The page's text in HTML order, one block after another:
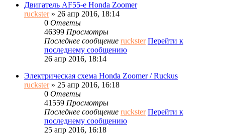
Двигатель AF55-e Honda Zoomer
ruckster» 26 апр 2016, 18:14
0 Ответы
46399 Просмотры
Последнее сообщение ruckster Перейти к
последнему сообщению
26 апр 2016, 18:14
Электрическая схема Honda Zoomer / Ruckus
ruckster» 25 апр 2016, 16:18
0 Ответы
41559 Просмотры
Последнее сообщение ruckster Перейти к
последнему сообщению
25 апр 2016, 16:18